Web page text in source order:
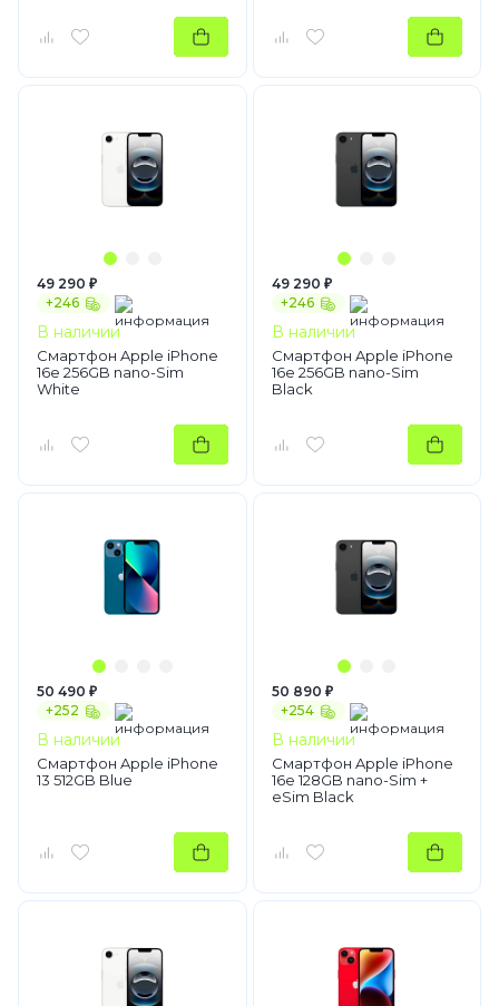
49 290 ₽
+246
В наличии
Смартфон Apple iPhone
16e 256GB nano-Sim
White
49 290 ₽
+246
В наличии
Смартфон Apple iPhone
16e 256GB nano-Sim
Black
50 490 ₽
+252
В наличии
Смартфон Apple iPhone
13 512GB Blue
50 890 ₽
+254
В наличии
Смартфон Apple iPhone
16e 128GB nano-Sim +
eSim Black